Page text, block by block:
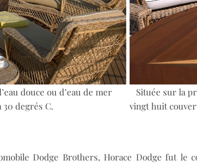
douce ou d’eau de mer
30 degrés C.
Située sur la
vingt huit
Dodge Brothers, Horace Dodge fut le